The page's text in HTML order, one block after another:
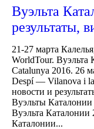
Вуэльта
результаты,
21-27 марта
WorldTour. Вуэльта
Catalunya 2016. 26
Despí — Vilanova i
новости и
Вуэльты
Вуэльта
Каталонии...